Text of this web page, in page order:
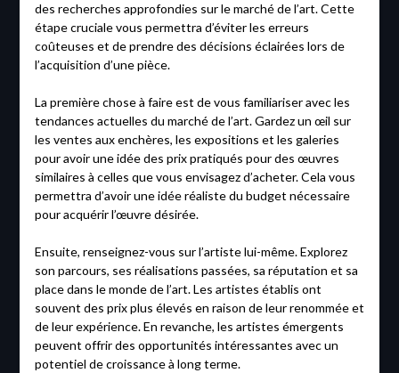
des recherches approfondies sur le marché de l’art. Cette
étape cruciale vous permettra d’éviter les erreurs
coûteuses et de prendre des décisions éclairées lors de
l’acquisition d’une pièce.
La première chose à faire est de vous familiariser avec les
tendances actuelles du marché de l’art. Gardez un œil sur
les ventes aux enchères, les expositions et les galeries
pour avoir une idée des prix pratiqués pour des œuvres
similaires à celles que vous envisagez d’acheter. Cela vous
permettra d’avoir une idée réaliste du budget nécessaire
pour acquérir l’œuvre désirée.
Ensuite, renseignez-vous sur l’artiste lui-même. Explorez
son parcours, ses réalisations passées, sa réputation et sa
place dans le monde de l’art. Les artistes établis ont
souvent des prix plus élevés en raison de leur renommée et
de leur expérience. En revanche, les artistes émergents
peuvent offrir des opportunités intéressantes avec un
potentiel de croissance à long terme.